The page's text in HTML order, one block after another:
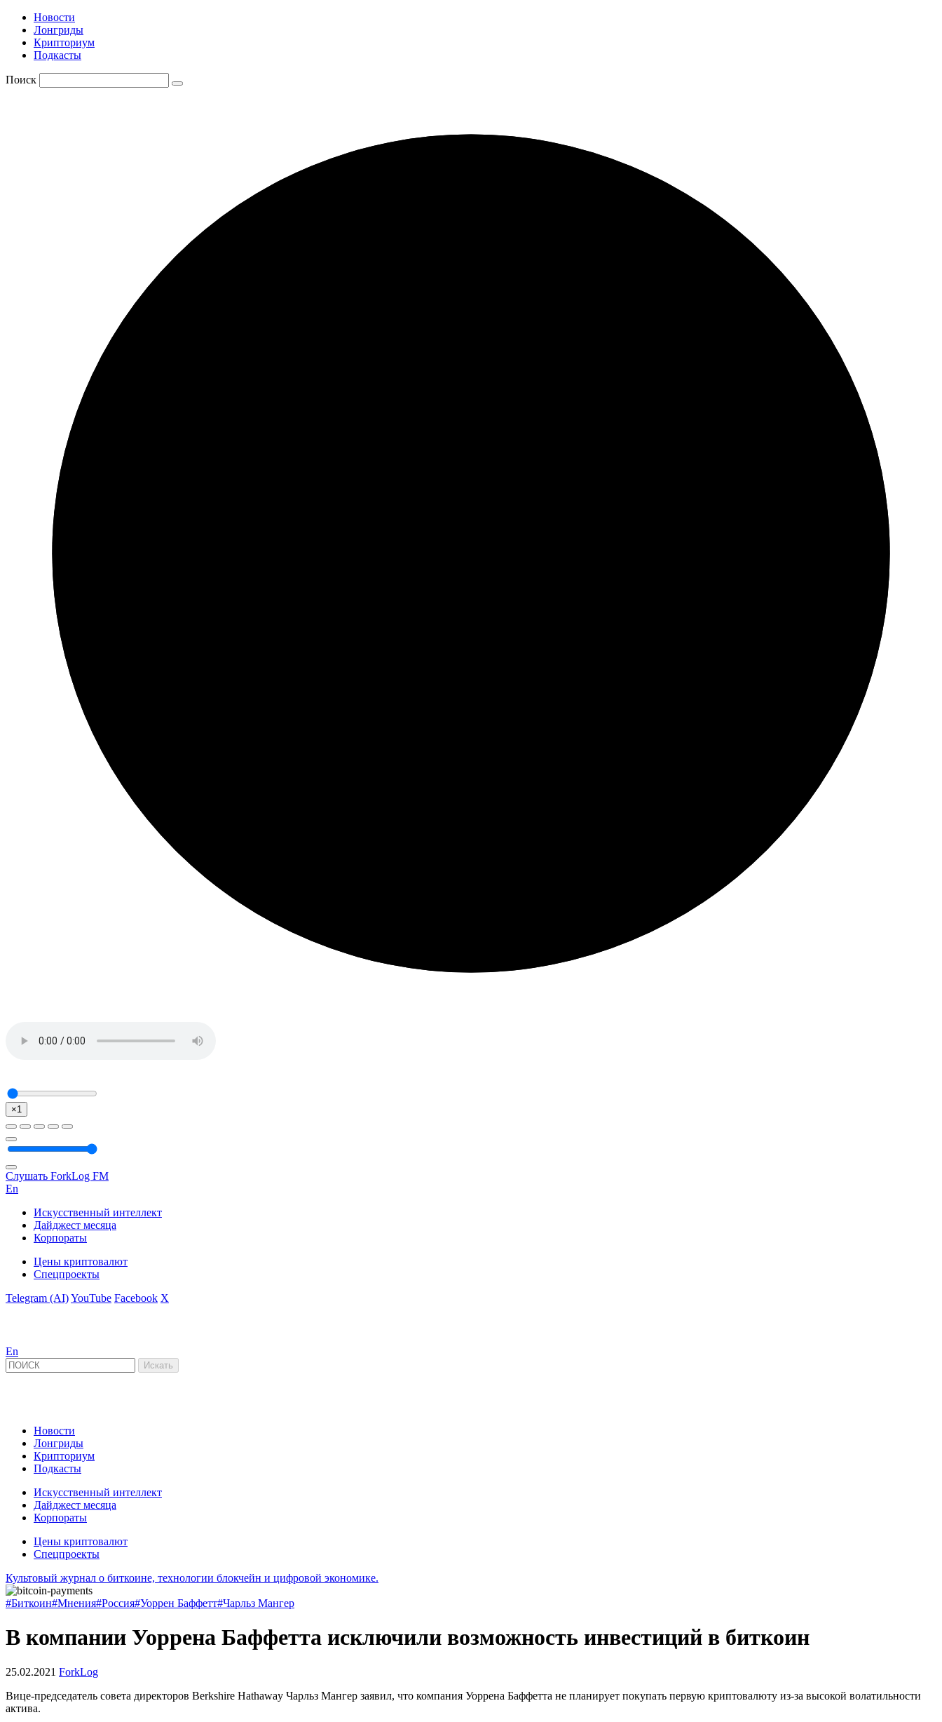
Новости
Лонгриды
Крипториум
Подкасты
Поиск
×1
Слушать ForkLog FM
En
Искусственный интеллект
Дайджест месяца
Корпораты
Цены криптовалют
Спецпроекты
Telegram (AI)YouTube Facebook X
En
Новости
Лонгриды
Крипториум
Подкасты
Искусственный интеллект
Дайджест месяца
Корпораты
Цены криптовалют
Спецпроекты
Культовый журнал о биткоине, технологии блокчейн и цифровой экономике.
#Биткоин#Мнения#Россия#Уоррен Баффетт#Чарльз Мангер
В компании Уоррена Баффетта исключили возможность инвестиций в биткоин
25.02.2021 ForkLog
Вице-председатель совета директоров Berkshire Hathaway Чарльз Мангер заявил, что компания Уоррена Баффетта не планирует покупать первую криптовалюту из-за высокой волатильности
актива.